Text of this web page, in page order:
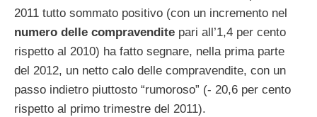
2011 tutto sommato positivo (con un incremento nel
numero delle compravendite pari all’1,4 per cento
rispetto al 2010) ha fatto segnare, nella prima parte
del 2012, un netto calo delle compravendite, con un
passo indietro piuttosto “rumoroso” (- 20,6 per cento
rispetto al primo trimestre del 2011).